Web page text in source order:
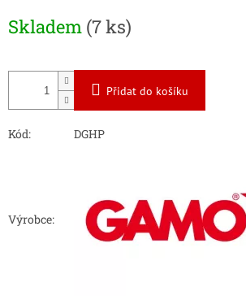
cena:
Skladem (7 ks)
Přidat do košíku
Kód: DGHP
Výrobce: